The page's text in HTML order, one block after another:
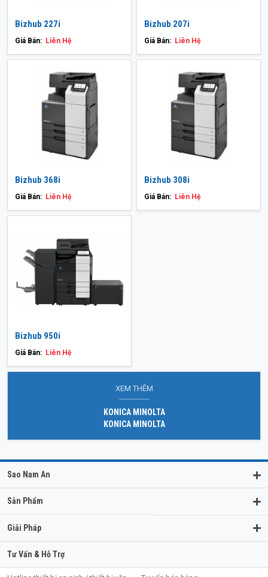
Bizhub 227i
Giá Bán: Liên Hệ
Bizhub 207i
Giá Bán: Liên Hệ
Bizhub 368i
Giá Bán: Liên Hệ
Bizhub 308i
Giá Bán: Liên Hệ
Bizhub 950i
Giá Bán: Liên Hệ
XEM THÊM
KONICA MINOLTA
KONICA MINOLTA
Sao Nam An
Sản Phẩm
Giải Pháp
Tư Vấn & Hỗ Trợ